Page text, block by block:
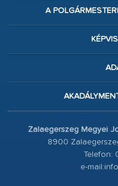
A
Zalaegerszeg Megyei
8900
Telefon:
e-